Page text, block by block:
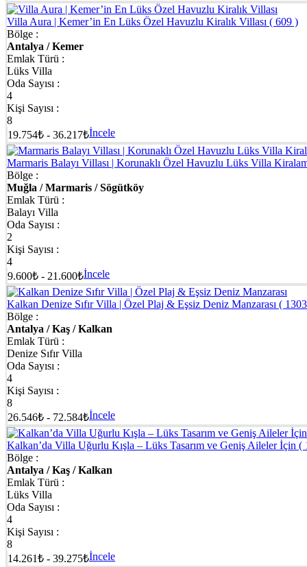
Villa Aura | Kemer’in En Lüks Özel Havuzlu Kiralık Villası ( 609 )
Bölge :
Antalya / Kemer
Emlak Türü :
Lüks Villa
Oda Sayısı :
4
Kişi Sayısı :
8
19.754₺ - 36.217₺İncele
Marmaris Balayı Villası | Korunaklı Özel Havuzlu Lüks Villa
Bölge :
Muğla / Marmaris / Sögütköy
Emlak Türü :
Balayı Villa
Oda Sayısı :
2
Kişi Sayısı :
4
9.600₺ - 21.600₺İncele
Kalkan Denize Sıfır Villa | Özel Plaj & Eşsiz Deniz Manzarası (
Bölge :
Antalya / Kaş / Kalkan
Emlak Türü :
Denize Sıfır Villa
Oda Sayısı :
4
Kişi Sayısı :
8
26.546₺ - 72.584₺İncele
Kalkan’da Villa Uğurlu Kışla – Lüks Tasarım ve Geniş Aileler İçin (
Bölge :
Antalya / Kaş / Kalkan
Emlak Türü :
Lüks Villa
Oda Sayısı :
4
Kişi Sayısı :
8
14.261₺ - 39.275₺İncele